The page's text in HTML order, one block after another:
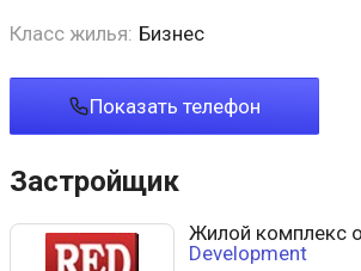
Класс жилья: Бизнес
Показать телефон
Застройщик
Жилой комплекс
Development